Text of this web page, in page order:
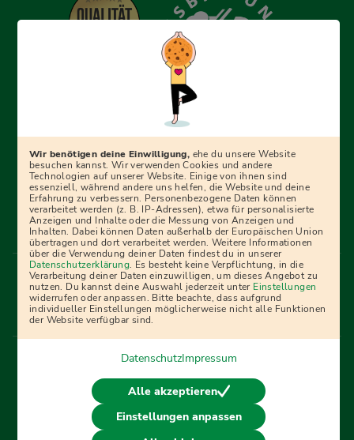
Erfolgreich bewerben mit Ausbildungspark: Wir
begleiten dich Schritt für Schritt bei deinem Start in den
Ratgebern und Prüfungspaketen, interaktiven
Videokursen und vielem mehr. Für alle, die was werden
wollen!
Menü Fußleiste
Impressum Bildquellen Presse
Mediadaten
Partner
AGB Datenschutz
Widerrufsbelehrung
Bestellung
Affiliate Partner Cookies
Vertrag widerrufen
© 2026 Ausbildungspark Verlag. Alle Rechte vorbehalten.
Wir benötigen deine Einwilligung, ehe du unsere Website
besuchen kannst. Wir verwenden Cookies und andere
Technologien auf unserer Website. Einige von ihnen sind
essenziell, während andere uns helfen, die Website und deine
Erfahrung zu verbessern. Personenbezogene Daten können
verarbeitet werden (z. B. IP-Adressen), etwa für personalisierte
Anzeigen und Inhalte oder die Messung von Anzeigen und
Inhalten. Dabei können Daten außerhalb der Europäischen Union
übertragen und dort verarbeitet werden. Weitere Informationen
über die Verwendung deiner Daten findest du in unserer
Datenschutzerklärung. Es besteht keine Verpflichtung, in die
Verarbeitung deiner Daten einzuwilligen, um dieses Angebot zu
nutzen. Du kannst deine Auswahl jederzeit unter Einstellungen
widerrufen oder anpassen. Bitte beachte, dass aufgrund
individueller Einstellungen möglicherweise nicht alle Funktionen
der Website verfügbar sind.
DatenschutzImpressum
Alle akzeptieren
Einstellungen anpassen